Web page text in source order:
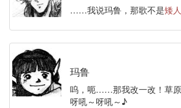
……我说玛鲁，那歌不是矮
玛鲁
呜，呃……那我改一改！草
呀吼～呀吼～♪